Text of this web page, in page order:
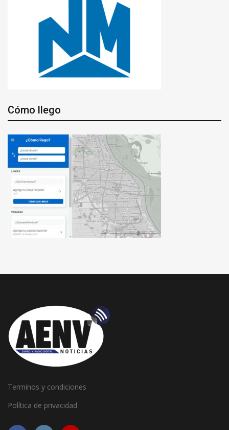
Cómo llego
Terminos y condiciones
Política de privacidad